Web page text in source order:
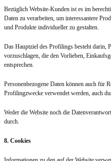
Bezüglich Website-Kunden ist es im
Daten zu verarbeiten, um interessantere
und Produkte individueller zu gestalten.
Das Hauptziel des Profilings besteht darin,
vorzuschlagen, die den Vorlieben,
entsprechen.
Personenbezogene Daten können auch für
Profilingzwecke verwendet werden, auch
Weder die Website noch die
durch.
8. Cookies